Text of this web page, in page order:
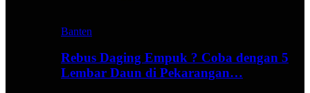
Banten
Rebus Daging Empuk ? Coba dengan 5
Lembar Daun di Pekarangan…